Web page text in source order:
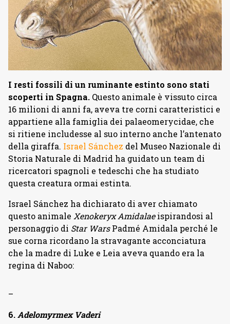
I resti fossili di un ruminante estinto sono stati
scoperti in Spagna. Questo animale è vissuto circa
16 milioni di anni fa, aveva tre corni caratteristici e
appartiene alla famiglia dei palaeomerycidae, che
si ritiene includesse al suo interno anche l’antenato
della giraffa. Israel Sánchez del Museo Nazionale di
Storia Naturale di Madrid ha guidato un team di
ricercatori spagnoli e tedeschi che ha studiato
questa creatura ormai estinta.
Israel Sánchez ha dichiarato di aver chiamato
questo animale Xenokeryx Amidalaeispirandosi al
personaggio di Star WarsPadmé Amidala perché le
sue corna ricordano la stravagante acconciatura
che la madre di Luke e Leia aveva quando era la
regina di Naboo:
–
6.Adelomyrmex Vaderi